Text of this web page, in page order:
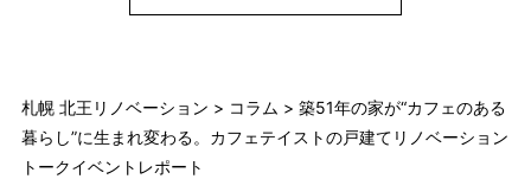
札幌 北王リノベーション > コラム > 築51年の家が“カフェのある
暮らし”に生まれ変わる。カフェテイストの戸建てリノベーション
トークイベントレポート